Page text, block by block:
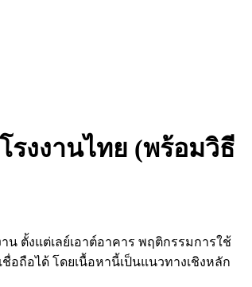
งงานไทย (พร้อมวิธี
น ตั้งแต่เลย์เอาต์อาคาร พฤติกรรมการใช้
ถือได้ โดยเนื้อหานี้เป็นแนวทางเชิงหลัก